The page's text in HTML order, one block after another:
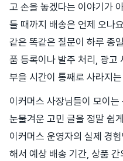
고 손을 놓겠다는 이야기가
들 때까지 배송은 언제 오나
같은 똑같은 질문이 하루 종
품 등록이나 발주 처리, 광고
부을 시간이 통째로 사라지
이커머스 사장님들이 모이
눈물겨운 고민 글을 정말 쉽
이커머스 운영자의 실제 경
해서 예상 배송 기간, 상품